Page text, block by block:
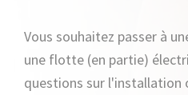
Vous souhaitez passer à
une flotte (en partie)
questions sur l'installation